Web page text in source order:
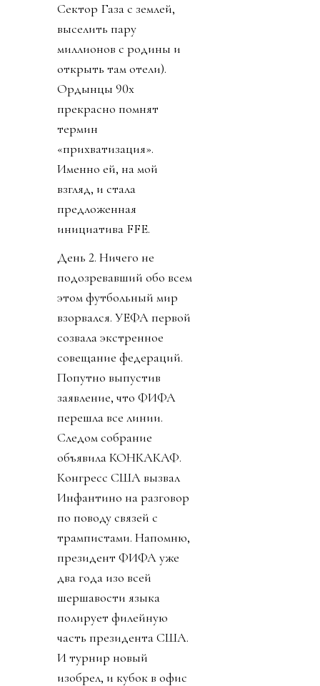
Сектор Газа с землей,
выселить пару
миллионов с родины и
открыть там отели).
Ордынцы 90х
прекрасно помнят
термин
«прихватизация».
Именно ей, на мой
взгляд, и стала
предложенная
инициатива FFE.
День 2. Ничего не
подозревавший обо всем
этом футбольный мир
взорвался. УЕФА первой
созвала экстренное
совещание федераций.
Попутно выпустив
заявление, что ФИФА
перешла все линии.
Следом собрание
объявила КОНКАКАФ.
Конгресс США вызвал
Инфантино на разговор
по поводу связей с
трампистами. Напомню,
президент ФИФА уже
два года изо всей
шершавости языка
полирует филейную
часть президента США.
И турнир новый
изобрел, и кубок в офис